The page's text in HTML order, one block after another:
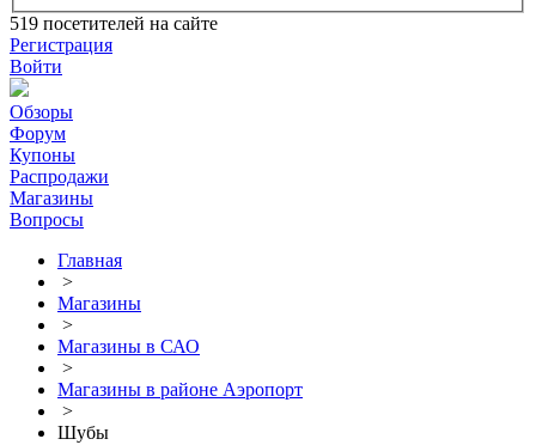
519 посетителей на сайте
Регистрация
Войти
Обзоры
Форум
Купоны
Распродажи
Магазины
Вопросы
Главная
>
Магазины
>
Магазины в САО
>
Магазины в районе Аэропорт
>
Шубы